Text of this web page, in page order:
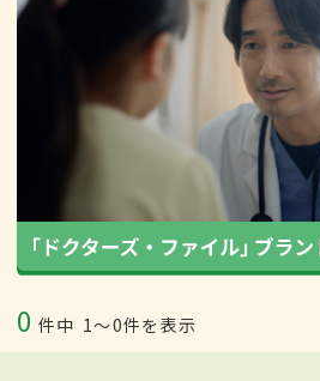
0 件中 1〜0件を表示